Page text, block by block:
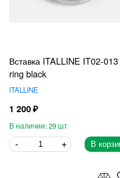
Вставка ITALLINE IT02-013
ring black
ITALLINE
1 200
29
В